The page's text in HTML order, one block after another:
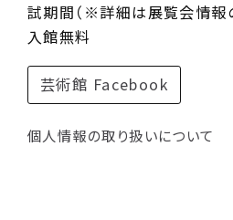
試期間（※詳細は展覧会情報
入館無料
芸術館 Facebook
個人情報の取り扱いについて